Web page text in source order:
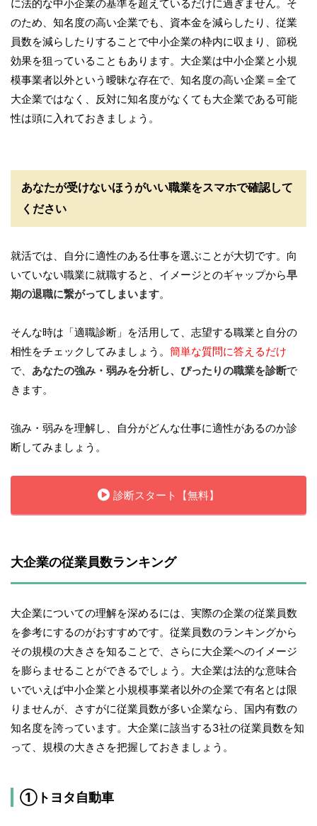
に法的な中小企業の基準を超えているだけに過ぎません。そ
のため、知名度の高い企業でも、資本金を減らしたり、従業
員数を減らしたりすることで中小企業の枠内に収まり、節税
効果を狙っていることもあります。大企業は中小企業と小規
模事業者以外という曖昧な存在で、知名度の高い企業＝全て
大企業ではなく、反対に知名度がなくても大企業である可能
性は頭に入れておきましょう。
あなたが受けないほうがいい職業をスマホで確認して
ください
就活では、自分に適性のある仕事を選ぶことが大切です。向
いていない職業に就職すると、イメージとのギャップから早
期の退職に繋がってしまいます。
そんな時は「適職診断」を活用して、志望する職業と自分の
相性をチェックしてみましょう。 簡単な質問に答えるだけ
で、 あなたの強み・弱みを分析し、ぴったりの職業を診断で
きます。
強み・弱みを理解し、自分がどんな仕事に適性があるのか診
断してみましょう。
診断スタート【無料】
大企業の従業員数ランキング
大企業についての理解を深めるには、実際の企業の従業員数
を参考にするのがおすすめです。従業員数のランキングから
その規模の大きさを知ることで、さらに大企業へのイメージ
を膨らませることができるでしょう。大企業は法的な意味合
いでいえば中小企業と小規模事業者以外の企業で有名とは限
りませんが、さすがに従業員数が多い企業なら、国内有数の
知名度を誇っています。大企業に該当する3社の従業員数を知
って、規模の大きさを把握しておきましょう。
①トヨタ自動車